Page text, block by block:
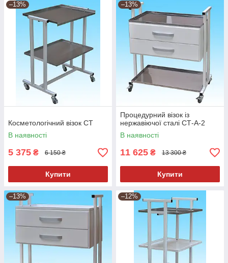
–13%
Косметологічний візок СТ
В наявності
5 375 ₴ 6 150 ₴
Купити
–13%
Процедурний візок із
нержавіючої сталі СТ-А-2
В наявності
11 625 ₴ 13 300 ₴
Купити
–13% –12%